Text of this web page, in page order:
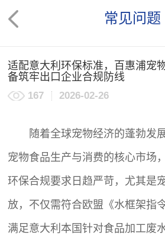
常见问题
适配意大利环保标准，百惠浦宠
备筑牢出口企业合规防线
167 2026-02-26
随着全球宠物经济的蓬勃发
宠物食品生产与消费的核心市场
环保合规要求日趋严苛，尤其是
放，不仅需符合欧盟《水框架指
满足意大利本国针对食品加工废